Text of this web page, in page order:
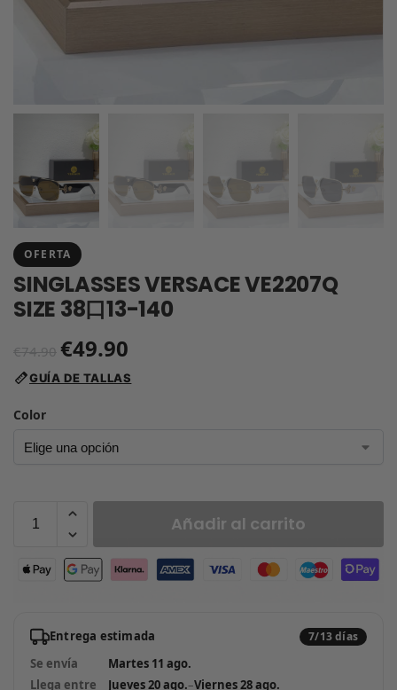
OFERTA
SINGLASSES VERSACE VE2207Q
SIZE 38口13-140
€74.90 €49.90
GUÍA DE TALLAS
Color
Añadir al carrito
Entrega estimada 7/13 días
Se envía
Martes 11 ago.
Llega entre
Jueves 20 ago.–Viernes 28 ago.